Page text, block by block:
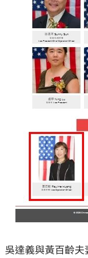
吳達義與黃百齡